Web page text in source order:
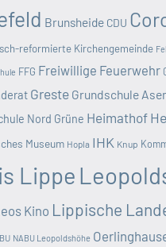
Brunsheide CDU
reformierte Kirchengemeinde
FFG Freiwillige Feuerwehr
Greste Grundschule
Nord Grüne Heimathof
Museum Hopla IHK Knup
Lippe
Kino Lippische
NABU Leopoldshöhe